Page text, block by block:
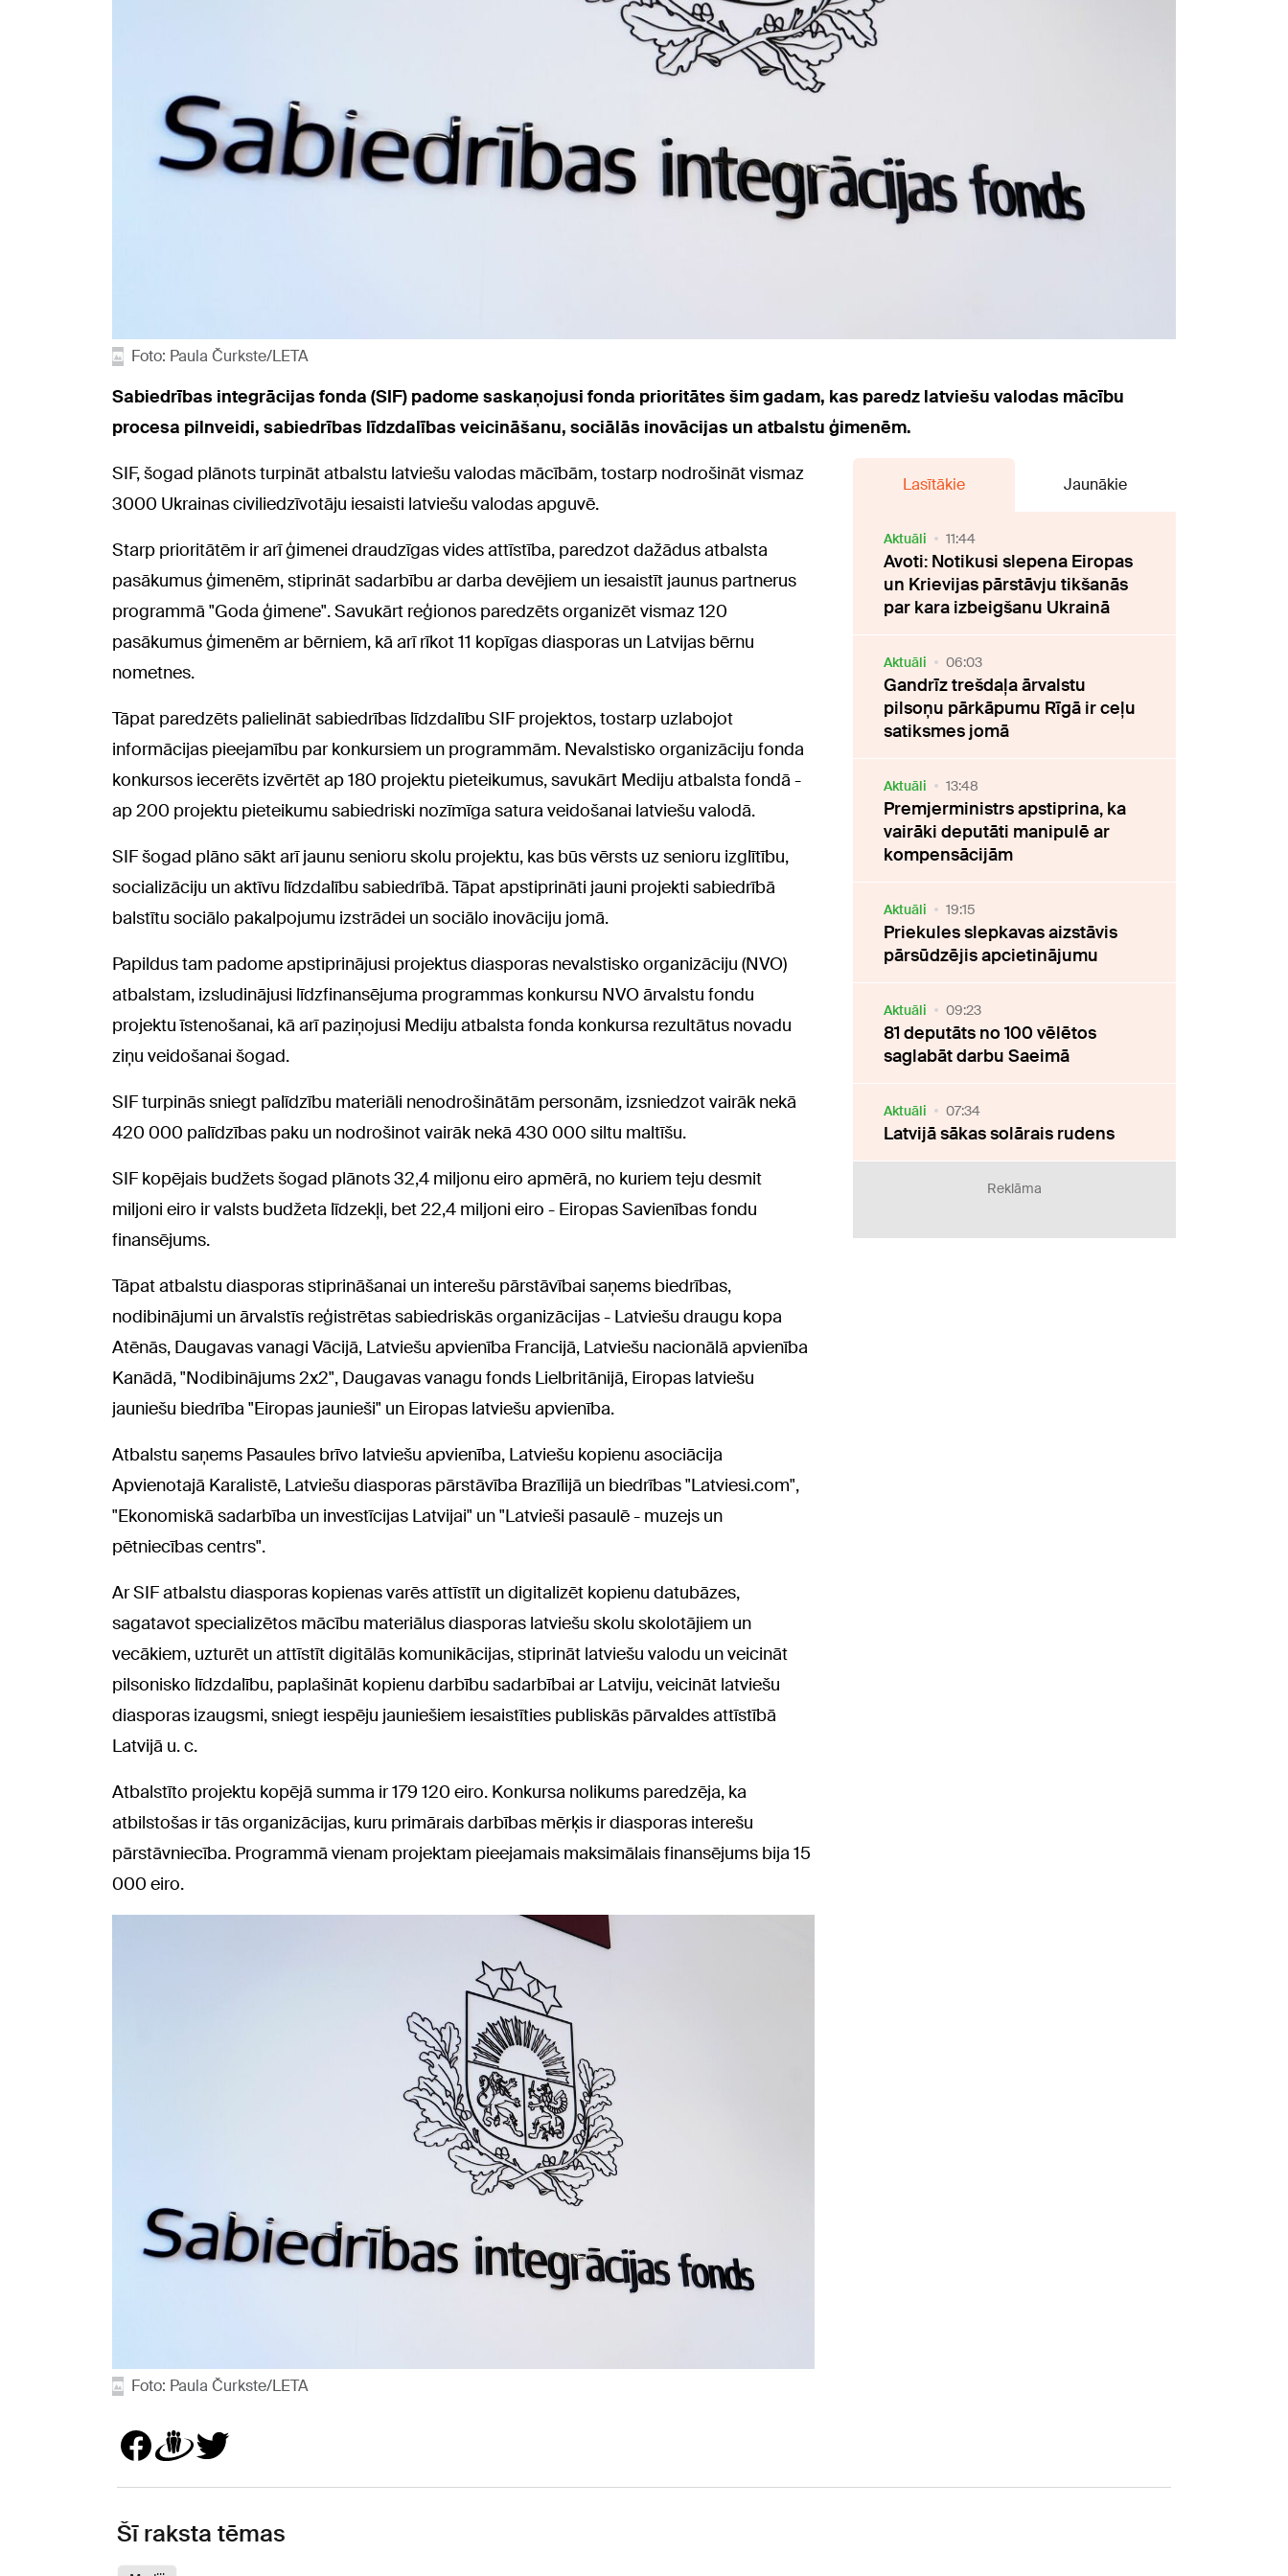
Foto: Paula Čurkste/LETA
Sabiedrības integrācijas fonda (SIF) padome saskaņojusi fonda prioritātes šim gadam, kas paredz latviešu valodas mācību
procesa pilnveidi, sabiedrības līdzdalības veicināšanu, sociālās inovācijas un atbalstu ģimenēm.
SIF, šogad plānots turpināt atbalstu latviešu valodas mācībām, tostarp nodrošināt vismaz
3000 Ukrainas civiliedzīvotāju iesaisti latviešu valodas apguvē.
Starp prioritātēm ir arī ģimenei draudzīgas vides attīstība, paredzot dažādus atbalsta
pasākumus ģimenēm, stiprināt sadarbību ar darba devējiem un iesaistīt jaunus partnerus
programmā "Goda ģimene". Savukārt reģionos paredzēts organizēt vismaz 120
pasākumus ģimenēm ar bērniem, kā arī rīkot 11 kopīgas diasporas un Latvijas bērnu
nometnes.
Tāpat paredzēts palielināt sabiedrības līdzdalību SIF projektos, tostarp uzlabojot
informācijas pieejamību par konkursiem un programmām. Nevalstisko organizāciju fonda
konkursos iecerēts izvērtēt ap 180 projektu pieteikumus, savukārt Mediju atbalsta fondā -
ap 200 projektu pieteikumu sabiedriski nozīmīga satura veidošanai latviešu valodā.
SIF šogad plāno sākt arī jaunu senioru skolu projektu, kas būs vērsts uz senioru izglītību,
socializāciju un aktīvu līdzdalību sabiedrībā. Tāpat apstiprināti jauni projekti sabiedrībā
balstītu sociālo pakalpojumu izstrādei un sociālo inovāciju jomā.
Papildus tam padome apstiprinājusi projektus diasporas nevalstisko organizāciju (NVO)
atbalstam, izsludinājusi līdzfinansējuma programmas konkursu NVO ārvalstu fondu
projektu īstenošanai, kā arī paziņojusi Mediju atbalsta fonda konkursa rezultātus novadu
ziņu veidošanai šogad.
SIF turpinās sniegt palīdzību materiāli nenodrošinātām personām, izsniedzot vairāk nekā
420 000 palīdzības paku un nodrošinot vairāk nekā 430 000 siltu maltīšu.
SIF kopējais budžets šogad plānots 32,4 miljonu eiro apmērā, no kuriem teju desmit
miljoni eiro ir valsts budžeta līdzekļi, bet 22,4 miljoni eiro - Eiropas Savienības fondu
finansējums.
Tāpat atbalstu diasporas stiprināšanai un interešu pārstāvībai saņems biedrības,
nodibinājumi un ārvalstīs reģistrētas sabiedriskās organizācijas - Latviešu draugu kopa
Atēnās, Daugavas vanagi Vācijā, Latviešu apvienība Francijā, Latviešu nacionālā apvienība
Kanādā, "Nodibinājums 2x2", Daugavas vanagu fonds Lielbritānijā, Eiropas latviešu
jauniešu biedrība "Eiropas jaunieši" un Eiropas latviešu apvienība.
Atbalstu saņems Pasaules brīvo latviešu apvienība, Latviešu kopienu asociācija
Apvienotajā Karalistē, Latviešu diasporas pārstāvība Brazīlijā un biedrības "Latviesi.com",
"Ekonomiskā sadarbība un investīcijas Latvijai" un "Latvieši pasaulē - muzejs un
pētniecības centrs".
Ar SIF atbalstu diasporas kopienas varēs attīstīt un digitalizēt kopienu datubāzes,
sagatavot specializētos mācību materiālus diasporas latviešu skolu skolotājiem un
vecākiem, uzturēt un attīstīt digitālās komunikācijas, stiprināt latviešu valodu un veicināt
pilsonisko līdzdalību, paplašināt kopienu darbību sadarbībai ar Latviju, veicināt latviešu
diasporas izaugsmi, sniegt iespēju jauniešiem iesaistīties publiskās pārvaldes attīstībā
Latvijā u. c.
Atbalstīto projektu kopējā summa ir 179 120 eiro. Konkursa nolikums paredzēja, ka
atbilstošas ir tās organizācijas, kuru primārais darbības mērķis ir diasporas interešu
pārstāvniecība. Programmā vienam projektam pieejamais maksimālais finansējums bija 15
000 eiro.
Foto: Paula Čurkste/LETA
Lasītākie Jaunākie
Aktuāli 11:44
Avoti: Notikusi slepena Eiropas
un Krievijas pārstāvju tikšanās
par kara izbeigšanu Ukrainā
Aktuāli 06:03
Gandrīz trešdaļa ārvalstu
pilsoņu pārkāpumu Rīgā ir ceļu
satiksmes jomā
Aktuāli 13:48
Premjerministrs apstiprina, ka
vairāki deputāti manipulē ar
kompensācijām
Aktuāli 19:15
Priekules slepkavas aizstāvis
pārsūdzējis apcietinājumu
Aktuāli 09:23
81 deputāts no 100 vēlētos
saglabāt darbu Saeimā
Aktuāli 07:34
Latvijā sākas solārais rudens
Reklāma
Šī raksta tēmas